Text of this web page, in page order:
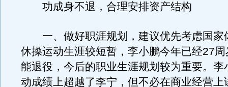
功成身不退，合理安排资产结构
一、做好职涯规划，建议优先考虑国家
休操运动生涯较短暂，李小鹏今年已经27
能退役，今后的职业生涯规划较为重要。李
动成绩上超越了李宁，但不必在商业经营上